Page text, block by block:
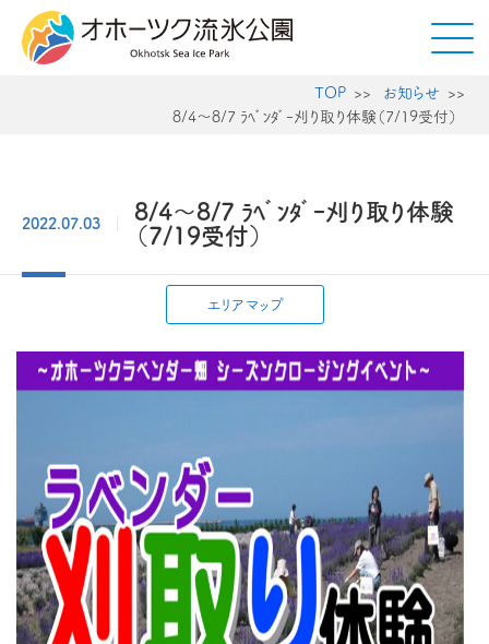
TOP
お知らせ
8/4～8/7 ﾗﾍﾞﾝﾀﾞｰ刈り取り体験（7/19受付）
2022.07.03
8/4～8/7 ﾗﾍﾞﾝﾀﾞｰ刈り取り体験
（7/19受付）
エリアマップ